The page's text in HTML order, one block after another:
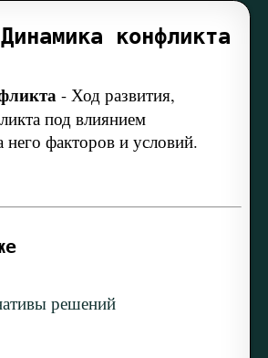
Динамика конфликта
- Ход развития,
под влиянием
факторов и условий.
решений